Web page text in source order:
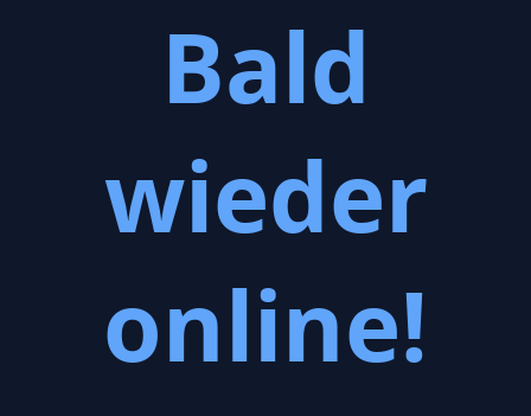
Bald
wieder
online!